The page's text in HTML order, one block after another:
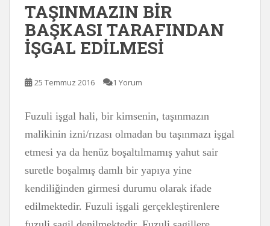
TAŞINMAZIN BİR
BAŞKASI TARAFINDAN
İŞGAL EDİLMESİ
25 Temmuz 2016 1 Yorum
Fuzuli işgal hali, bir kimsenin, taşınmazın
malikinin izni/rızası olmadan bu taşınmazı işgal
etmesi ya da henüz boşaltılmamış yahut sair
suretle boşalmış damlı bir yapıya yine
kendiliğinden girmesi durumu olarak ifade
edilmektedir. Fuzuli işgali gerçekleştirenlere